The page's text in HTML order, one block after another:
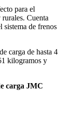
para el
Cuenta
sistema de frenos
carga de hasta 4
kilogramos y
carga JMC